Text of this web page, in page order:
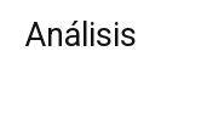
Análisis